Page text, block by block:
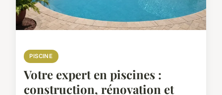
PISCINE
Votre expert en piscines :
construction, rénovation et